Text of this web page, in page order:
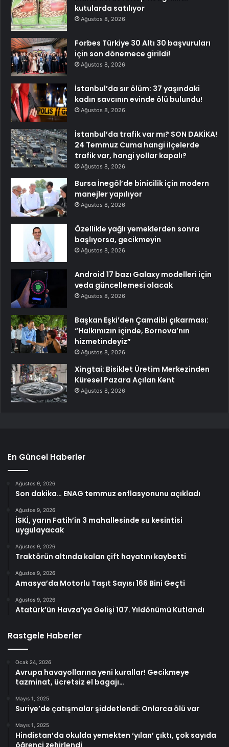
kutularda satılıyor
Ağustos 8, 2026
Forbes Türkiye 30 Altı 30 başvuruları
için son dönemece girildi!
Ağustos 8, 2026
İstanbul’da sır ölüm: 37 yaşındaki
kadın savcının evinde ölü bulundu!
Ağustos 8, 2026
İstanbul’da trafik var mı? SON DAKİKA!
24 Temmuz Cuma hangi ilçelerde
trafik var, hangi yollar kapalı?
Ağustos 8, 2026
Bursa İnegöl’de binicilik için modern
manejler yapılıyor
Ağustos 8, 2026
Özellikle yağlı yemeklerden sonra
başlıyorsa, gecikmeyin
Ağustos 8, 2026
Android 17 bazı Galaxy modelleri için
veda güncellemesi olacak
Ağustos 8, 2026
Başkan Eşki’den Çamdibi çıkarması:
“Halkımızın içinde, Bornova’nın
hizmetindeyiz”
Ağustos 8, 2026
Xingtai: Bisiklet Üretim Merkezinden
Küresel Pazara Açılan Kent
Ağustos 8, 2026
En Güncel Haberler
Ağustos 9, 2026
Son dakika… ENAG temmuz enflasyonunu açıkladı
Ağustos 9, 2026
İSKİ, yarın Fatih’in 3 mahallesinde su kesintisi
uygulayacak
Ağustos 9, 2026
Traktörün altında kalan çift hayatını kaybetti
Ağustos 9, 2026
Amasya’da Motorlu Taşıt Sayısı 166 Bini Geçti
Ağustos 9, 2026
Atatürk’ün Havza’ya Gelişi 107. Yıldönümü Kutlandı
Rastgele Haberler
Ocak 24, 2026
Avrupa havayollarına yeni kurallar! Gecikmeye
tazminat, ücretsiz el bagajı…
Mayıs 1, 2025
Suriye’de çatışmalar şiddetlendi: Onlarca ölü var
Mayıs 1, 2025
Hindistan’da okulda yemekten ‘yılan’ çıktı, çok sayıda